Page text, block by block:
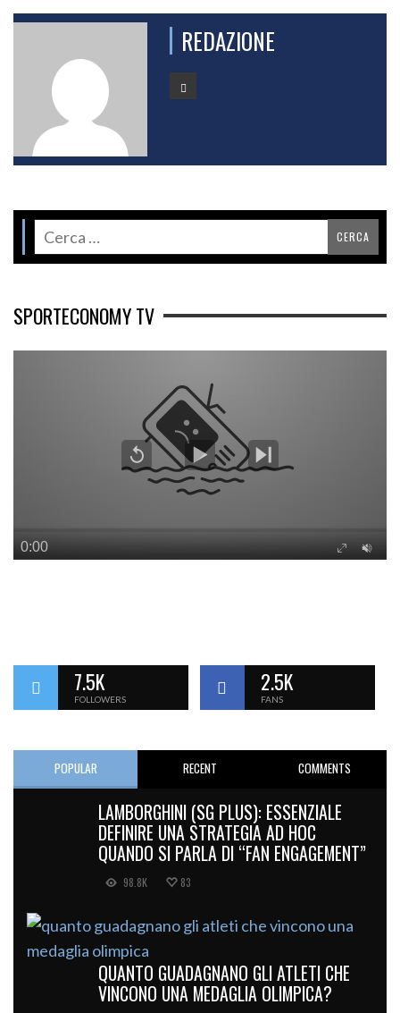
REDAZIONE
SPORTECONOMY TV
7.5K
FOLLOWERS
2.5K
FANS
POPULAR RECENT COMMENTS
LAMBORGHINI (SG PLUS): ESSENZIALE
DEFINIRE UNA STRATEGIA AD HOC
QUANDO SI PARLA DI “FAN ENGAGEMENT”
98.8K 83
QUANTO GUADAGNANO GLI ATLETI CHE
VINCONO UNA MEDAGLIA OLIMPICA?